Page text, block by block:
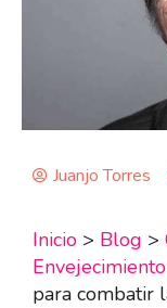
Juanjo Torres
Inicio > Blog >
para combatir